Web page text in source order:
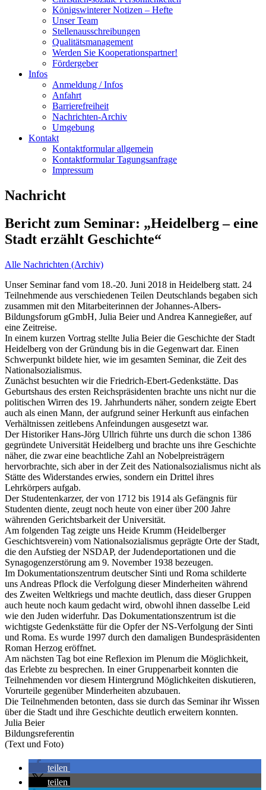
Königswinterer Notizen – Hefte
Unser Team
Stellenausschreibungen
Qualitätsmanagement
Werden Sie Kooperationspartner!
Fördergeber
Infos
Anmeldung / Infos
Anfahrt
Barrierefreiheit
Nachrichten-Archiv
Umgebung
Kontakt
Kontaktformular allgemein
Kontaktformular Tagungsanfrage
Impressum
Nachricht
Bericht zum Seminar: „Heidelberg – eine
Stadt erzählt Geschichte“
Alle Nachrichten (Archiv)
Unser Seminar fand vom 18.-20. Juni 2018 in Heidelberg statt. 24
Teilnehmende aus verschiedenen Teilen Deutschlands begaben sich
zusammen mit den Mitarbeiterinnen der Johannes-Albers-
Bildungsforum gGmbH, Julia Beier und Andrea Kannegießer, auf
eine Zeitreise.
In einem kurzen Vortrag stellte Julia Beier die Geschichte der Stadt
Heidelberg von der Gründung bis in die Gegenwart dar. Einen
Schwerpunkt bildete hier, wie im gesamten Seminar, die Zeit des
Nationalsozialismus.
Zunächst besuchten wir die Friedrich-Ebert-Gedenkstätte. Das
Geburtshaus des ersten Reichspräsidenten brachte uns nicht nur die
politischen Wirren des 19. Jahrhunderts näher, sondern zeigte Ebert
auch als einen Mann, der aufgrund seiner Herkunft aus einfachen
Verhältnissen zeitlebens Anfeindungen ausgesetzt war.
Der Historiker Hans-Jörg Ullrich führte uns durch die schon 1386
gegründete Universität Heidelberg und brachte uns ihre Geschichte
näher, die zwar eine beachtliche Zahl an Nobelpreisträgern
hervorbrachte, sich aber in der Zeit des Nationalsozialismus nicht als
Stätte des Widerstandes erwies, sondern ein Drittel ihres
Lehrkörpers aufgab.
Der Studentenkarzer, der von 1712 bis 1914 als Gefängnis für
Studenten diente, zeugt noch heute von einer über 200 Jahre
währenden Gerichtsbarkeit der Universität.
Am folgenden Tag zeigte uns Heide Krumm (Heidelberger
Geschichtsverein) vom Nationalsozialismus geprägte Orte der Stadt,
die den Aufstieg der NSDAP, der Judendeportationen und die
Synagogenzerstörung am 9. November 1938 bezeugen.
Im Dokumentationszentrum deutscher Sinti und Roma schilderte
uns Andreas Pflock die Verfolgung dieser Minderheiten während
des Zweiten Weltkriegs und machte deutlich, dass dieser Gruppen
auch heute noch kaum gedacht wird, obwohl ihnen dasselbe Leid
wie den Juden widerfuhr. Das Dokumentationszentrum ist die
wichtigste Gedenkstätte für die Opfer der NS-Verfolgung der Sinti
und Roma. Es wurde 1997 durch den damaligen Bundespräsidenten
Roman Herzog eröffnet.
Am nächsten Tag bot eine Reflexion im Plenum die Möglichkeit,
das Erlebte zu besprechen. In einer Gruppenarbeit konnten die
Teilnehmenden vor diesem Hintergrund Möglichkeiten diskutieren,
Vorurteile gegenüber Minderheiten abzubauen.
Die Teilnehmenden betonten, dass sie durch das Seminar ihr Wissen
über die Stadt und ihre Geschichte deutlich erweitern konnten.
Julia Beier
Bildungsreferentin
(Text und Foto)
teilen
teilen